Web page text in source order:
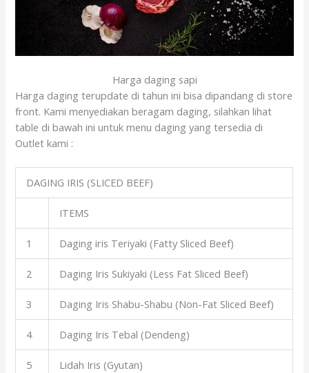
Harga daging sapi
Harga daging terupdate di tahun ini bisa dipandang di store
front. Kami menyediakan beragam daging, silahkan lihat
table di bawah ini untuk menu daging yang tersedia di
Outlet kami :
DAGING IRIS (SLICED BEEF)
ITEMS
1 Daging iris Teriyaki (Fatty Sliced Beef)
2 Daging Iris Sukiyaki (Less Fat Sliced Beef)
3 Daging Iris Shabu-Shabu (Non-Fat Sliced Beef)
4 Daging Iris Tebal (Dendeng)
5 Lidah Iris (Gyutan)